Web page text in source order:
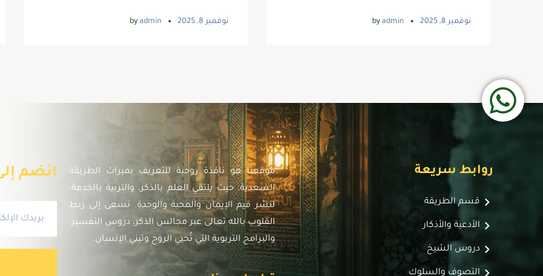
نوفمبر 8, 2025 by admin نوفمبر 8, 2025 by admin
روابط سريعة
قسم الطريقة
الأدعية والأذكار
دروس الشيخ
التصوف والسلوك
موقعنا هو نافذة روحية للتعريف بميراث الطريقة
السعدية، حيث يلتقي العلم بالذكر، والتربية بالخدمة،
لنشر قيم الإيمان والمحبة والوحدة. نسعى إلى ربط
القلوب بالله تعالى عبر مجالس الذكر، دروس التفسير،
والبرامج التربوية التي تُحيي الروح وتبني الإنسان.
انضم